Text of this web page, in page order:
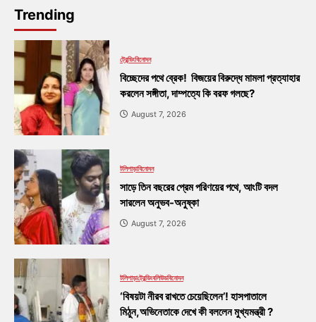
Trending
ট্রেন্ডিংবিনোদন
বিচ্ছেদের পথে ব্রেক! বিজয়ের বিরুদ্ধে মামলা প্রত্যাহার
করলেন সঙ্গীতা, দাম্পত্যে কি বরফ গলছে?
August 7, 2026
টলিপাড়াবিনোদন
সাড়ে তিন বছরের প্রেম পরিণয়ের পথে, আংটি বদল
সারলেন অনুভব-অনুষ্কা
August 7, 2026
টলিপাড়াট্রেন্ডিংবলিউডবিনোদন
‘বিষয়টা নীরব রাখতে চেয়েছিলেন’! হাসপাতালে
মিঠুন,অভিনেতাকে দেখে কী বললেন মুখ্যমন্ত্রী ?